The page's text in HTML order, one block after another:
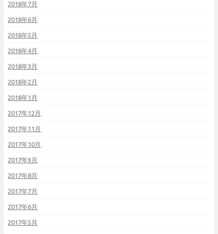
2018年7月
2018年6月
2018年5月
2018年4月
2018年3月
2018年2月
2018年1月
2017年12月
2017年11月
2017年10月
2017年9月
2017年8月
2017年7月
2017年6月
2017年5月